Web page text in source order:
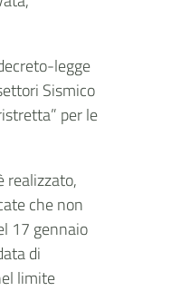
legge
Sismico
per le
realizzato,
che non
17 gennaio
di
limite